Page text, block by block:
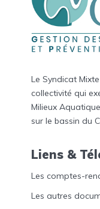
Le Syndicat
collectivité qui
Milieux
sur le bassin du
Liens &
Les comptes-
Les autres